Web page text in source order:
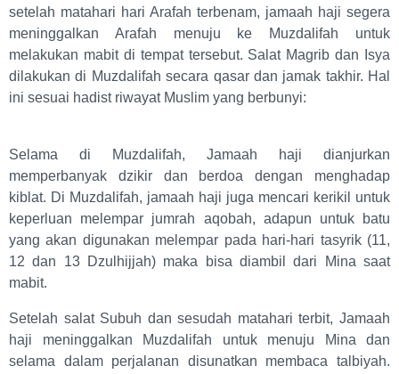
setelah matahari hari Arafah terbenam, jamaah haji segera
meninggalkan Arafah menuju ke Muzdalifah untuk
melakukan mabit di tempat tersebut. Salat Magrib dan Isya
dilakukan di Muzdalifah secara qasar dan jamak takhir. Hal
ini sesuai hadist riwayat Muslim yang berbunyi:
Selama di Muzdalifah, Jamaah haji dianjurkan
memperbanyak dzikir dan berdoa dengan menghadap
kiblat. Di Muzdalifah, jamaah haji juga mencari kerikil untuk
keperluan melempar jumrah aqobah, adapun untuk batu
yang akan digunakan melempar pada hari-hari tasyrik (11,
12 dan 13 Dzulhijjah) maka bisa diambil dari Mina saat
mabit.
Setelah salat Subuh dan sesudah matahari terbit, Jamaah
haji meninggalkan Muzdalifah untuk menuju Mina dan
selama dalam perjalanan disunatkan membaca talbiyah.